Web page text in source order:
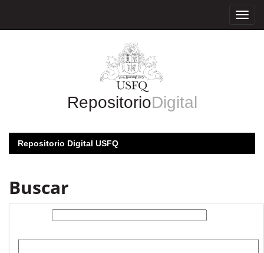
RepositorioDigital
Repositorio Digital USFQ
Buscar